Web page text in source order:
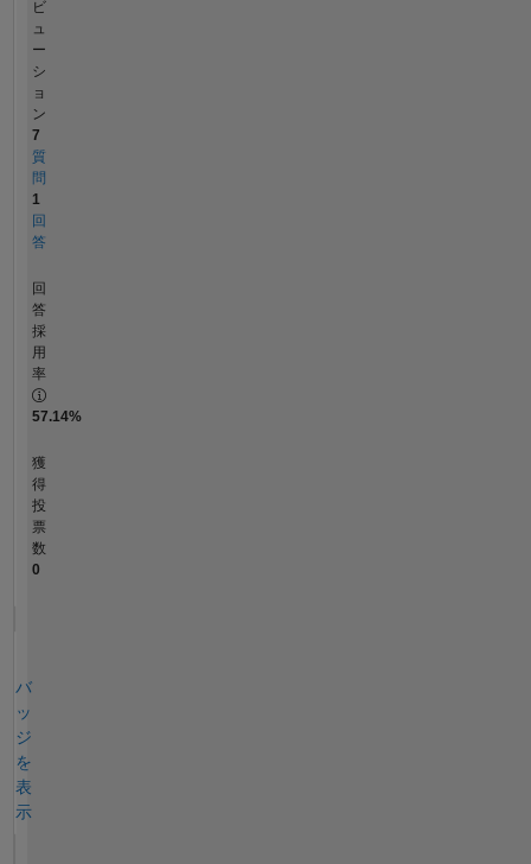
ビ
ュ
ー
シ
ョ
ン
7
質
問
1
回
答
回
答
採
用
率
57.14%
獲
得
投
票
数
0
バ
ッ
ジ
を
表
示